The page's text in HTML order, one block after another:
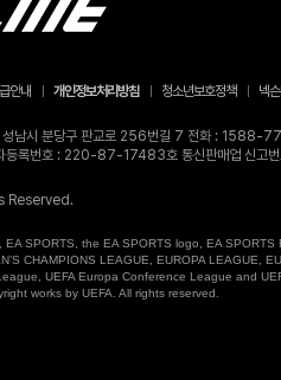
안내 개인정보처리방침 청소년보호정책 넥
도 성남시 분당구 판교로 256번길 7 전화 :
록번호 : 220-87-17483호 통신판매업 신고
Reserved.
SPORTS, the EA SPORTS logo, EA
CHAMPIONS LEAGUE, EUROPA LEAGUE,
UEFA Europa Conference League and
works by UEFA. All rights reserved.